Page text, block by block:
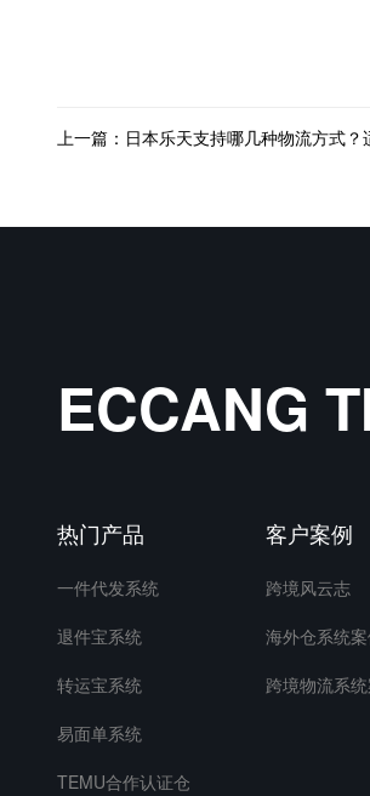
ECCANG
热门产品
一件代发系统
退件宝系统
转运宝系统
易面单系统
TEMU合作认证仓
客户案例
跨境风云志
海外仓系统
跨境物流系